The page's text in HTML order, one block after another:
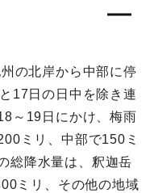
の北岸から中部に停
17日の日中を除き連
～19日にかけ、梅雨
ミリ、中部で150ミ
総降水量は、釈迦岳
ミリ、その他の地域